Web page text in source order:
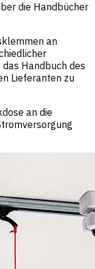
die Handbücher
an
Handbuch des
Lieferanten zu
an die